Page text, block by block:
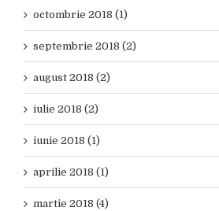
octombrie 2018 (1)
septembrie 2018 (2)
august 2018 (2)
iulie 2018 (2)
iunie 2018 (1)
aprilie 2018 (1)
martie 2018 (4)